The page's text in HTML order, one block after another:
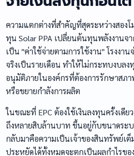
ความแตกต่างที่สำคัญที่สุดระหว่างสองโ
ทุน Solar PPA เปลี่ยนต้นทุนพลังงานจ
เป็น "ค่าใช้จ่ายตามการใช้งาน" โรงงา
จริงเป็นรายเดือน ทำให้ไม่กระทบงบล
อนุมัติภายในองค์กรที่ต้องการรักษาสภา
หรือขยายกำลังการผลิต
ในขณะที่ EPC ต้องใช้เงินลงทุนครั้งเดี
ถึงหลายสิบล้านบาท ขึ้นอยู่กับขนาดร
กลับมาคือความเป็นเจ้าของสินทรัพย์เ
ประหยัดได้ทั้งหมดจะตกเป็นผลกำไรขอ